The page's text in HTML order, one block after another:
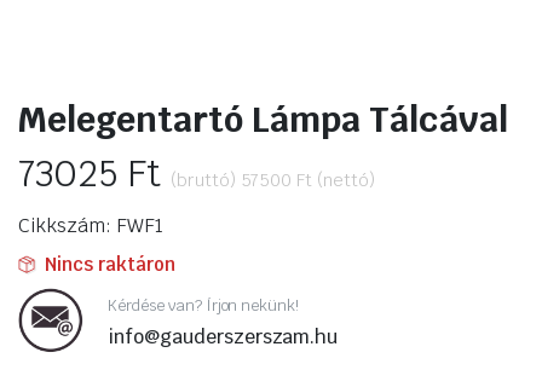
Melegentartó Lámpa Tálcával
73025 Ft (bruttó) 57500 Ft (nettó)
Cikkszám: FWF1
Nincs raktáron
Kérdése van? Írjon nekünk!
info@gauderszerszam.hu